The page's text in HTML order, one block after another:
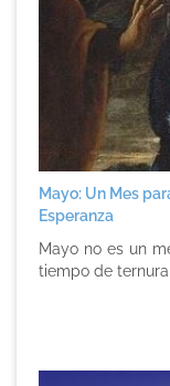
Mayo: Un Mes
Esperanza
Mayo no es un
tiempo de